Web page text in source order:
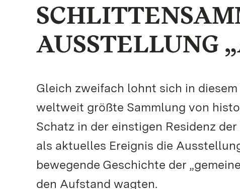
AUSSTELLUNG
Gleich zweifach lohnt sich in
weltweit größte Sammlung von
Schatz in der einstigen Residenz
als aktuelles Ereignis die
bewegende Geschichte der
den Aufstand wagten.